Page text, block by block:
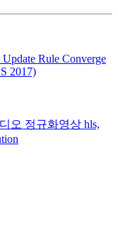
Rule Converge
2017)
오 정규화영상 hls,